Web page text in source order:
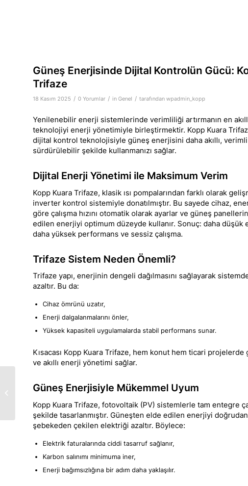
Güneş Enerjisinde Dijital Kontrolün Gücü:
Trifaze
18 Kasım 2025 / 0 Yorumlar / in Genel / tarafından wpadmin_kopp
Yenilenebilir enerji sistemlerinde verimliliği artırmanın en
teknolojiyi enerji yönetimiyle birleştirmektir. Kopp Kuara
dijital kontrol teknolojisiyle güneş enerjisini daha akıllı,
sürdürülebilir şekilde kullanmanızı sağlar.
Dijital Enerji Yönetimi ile Maksimum Verim
Kopp Kuara Trifaze, klasik ısı pompalarından farklı olarak
inverter kontrol sistemiyle donatılmıştır. Bu sayede cihaz,
göre çalışma hızını otomatik olarak ayarlar ve güneş
edilen enerjiyi optimum düzeyde kullanır. Sonuç: daha düşük
daha yüksek performans ve sessiz çalışma.
Trifaze Sistem Neden Önemli?
Trifaze yapı, enerjinin dengeli dağılmasını sağlayarak
azaltır. Bu da:
Cihaz ömrünü uzatır,
Enerji dalgalanmalarını önler,
Yüksek kapasiteli uygulamalarda stabil performans sunar.
Kısacası Kopp Kuara Trifaze, hem konut hem ticari
ve akıllı enerji yönetimi sağlar.
Güneş Enerjisiyle Mükemmel Uyum
Kopp Kuara Trifaze, fotovoltaik (PV) sistemlerle tam entegre
şekilde tasarlanmıştır. Güneşten elde edilen enerjiyi
şebekeden çekilen elektriği azaltır. Böylece:
Elektrik faturalarında ciddi tasarruf sağlanır,
Karbon salınımı minimuma iner,
Enerji bağımsızlığına bir adım daha yaklaşılır.
Akıllı Kullanın: Kopp
Sistemleri